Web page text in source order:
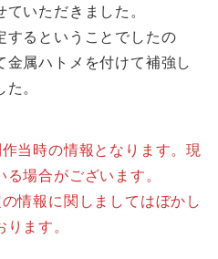
いただきました。
するということでしたの
属ハトメを付けて補強し
。
当時の情報となります。現
場合がございます。
情報に関しましてはぼかし
ます。